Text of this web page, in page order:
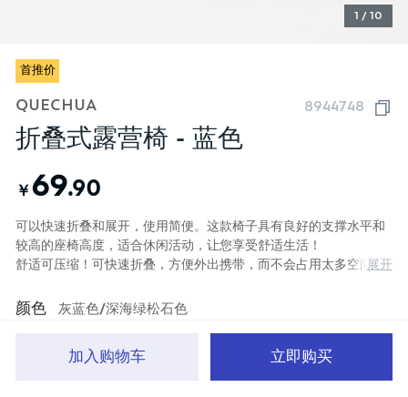
1 / 10
首推价
QUECHUA 8944748
折叠式露营椅 - 蓝色
￥ 69.90
可以快速折叠和展开，使用简便。这款椅子具有良好的支撑水平和
较高的座椅高度，适合休闲活动，让您享受舒适生活！
舒适可压缩！可快速折叠，方便外出携带，而不会占用太多空间展开
颜色 灰蓝色/深海绿松石色
加入购物车 立即购买